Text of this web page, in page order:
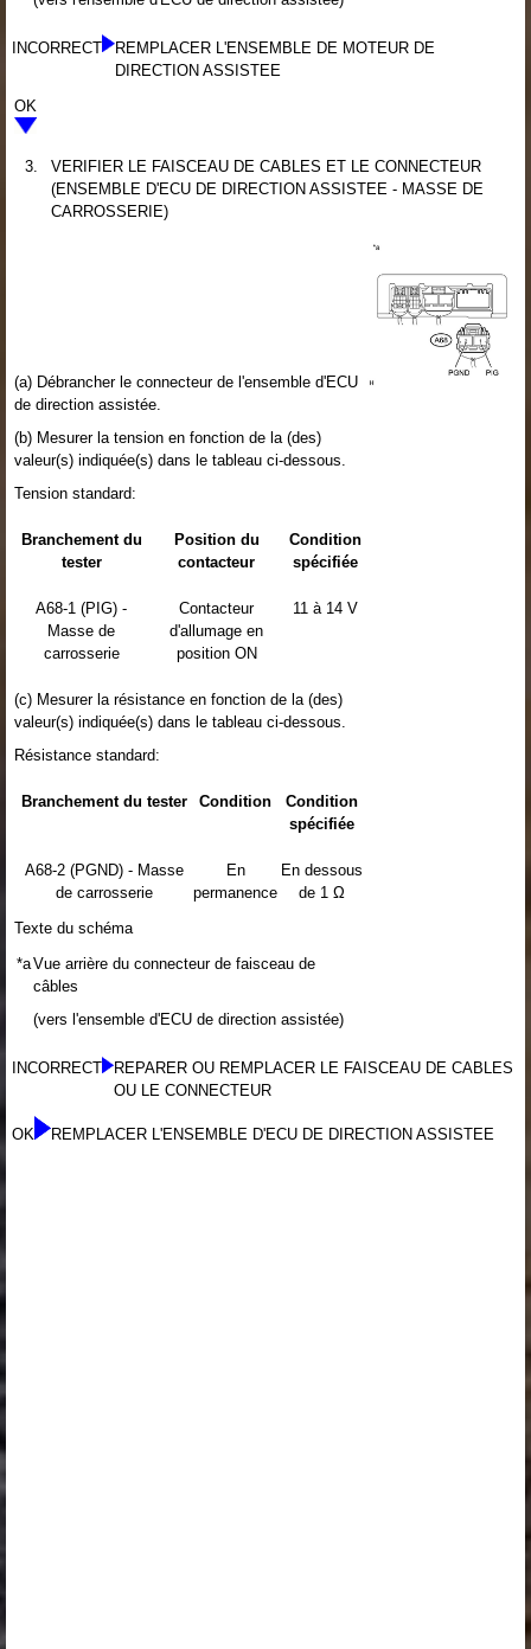
INCORRECT
REMPLACER L'ENSEMBLE DE MOTEUR DE
DIRECTION ASSISTEE
OK
3.
VERIFIER LE FAISCEAU DE CABLES ET LE CONNECTEUR
(ENSEMBLE D'ECU DE DIRECTION ASSISTEE - MASSE DE
CARROSSERIE)
(a) Débrancher le connecteur de l'ensemble d'ECU
de direction assistée.
(b) Mesurer la tension en fonction de la (des)
valeur(s) indiquée(s) dans le tableau ci-dessous.
Tension standard:
Branchement du
tester
Position du
contacteur
Condition
spécifiée
A68-1 (PIG) -
Masse de
carrosserie
Contacteur
d'allumage en
position ON
11 à 14 V
(c) Mesurer la résistance en fonction de la (des)
valeur(s) indiquée(s) dans le tableau ci-dessous.
Résistance standard:
Branchement du tester Condition
Condition
spécifiée
A68-2 (PGND) - Masse
de carrosserie
En
permanence
En dessous
de 1 Ω
Texte du schéma
*aVue arrière du connecteur de faisceau de
câbles
(vers l'ensemble d'ECU de direction assistée)
INCORRECT
REPARER OU REMPLACER LE FAISCEAU DE CABLES
OU LE CONNECTEUR
OK REMPLACER L'ENSEMBLE D'ECU DE DIRECTION ASSISTEE